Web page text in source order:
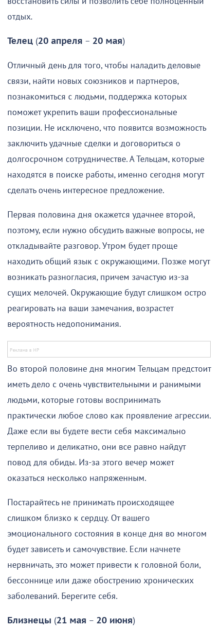
отдых.
Телец (20 апреля – 20 мая)
Отличный день для того, чтобы наладить деловые
связи, найти новых союзников и партнеров,
познакомиться с людьми, поддержка которых
поможет укрепить ваши профессиональные
позиции. Не исключено, что появится возможность
заключить удачные сделки и договориться о
долгосрочном сотрудничестве. А Тельцам, которые
находятся в поиске работы, именно сегодня могут
сделать очень интересное предложение.
Первая половина дня окажется удачнее второй,
поэтому, если нужно обсудить важные вопросы, не
откладывайте разговор. Утром будет проще
находить общий язык с окружающими. Позже могут
возникать разногласия, причем зачастую из-за
сущих мелочей. Окружающие будут слишком остро
реагировать на ваши замечания, возрастет
вероятность недопонимания.
Во второй половине дня многим Тельцам предстоит
иметь дело с очень чувствительными и ранимыми
людьми, которые готовы воспринимать
практически любое слово как проявление агрессии.
Даже если вы будете вести себя максимально
терпеливо и деликатно, они все равно найдут
повод для обиды. Из-за этого вечер может
оказаться несколько напряженным.
Постарайтесь не принимать происходящее
слишком близко к сердцу. От вашего
эмоционального состояния в конце дня во многом
будет зависеть и самочувствие. Если начнете
нервничать, это может привести к головной боли,
бессоннице или даже обострению хронических
заболеваний. Берегите себя.
Близнецы (21 мая – 20 июня)